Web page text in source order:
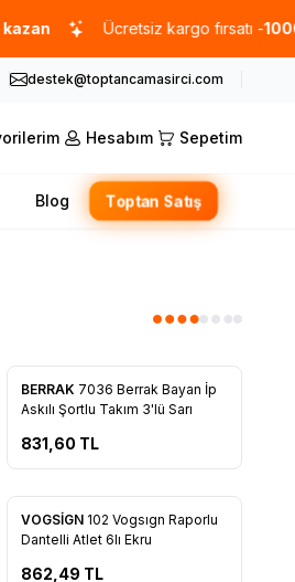
Ücretsiz kargo fırsatı - 1000 TL
destek@toptancamasirci.com
Hesabım Sepetim
Blog Toptan Satış
Favorilere Ekle
BERRAK 7036 Berrak Bayan İp
Askılı Şortlu Takım 3'lü Sarı
831,60 TL
Favorilere Ekle
VOGSİGN 102 Vogsıgn Raporlu
Dantelli Atlet 6lı Ekru
862,49 TL